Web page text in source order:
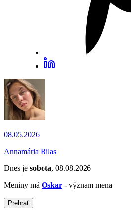
08.05.2026
Annamária Bilas
Dnes je sobota, 08.08.2026
Meniny má Oskar - význam mena
Prehrať